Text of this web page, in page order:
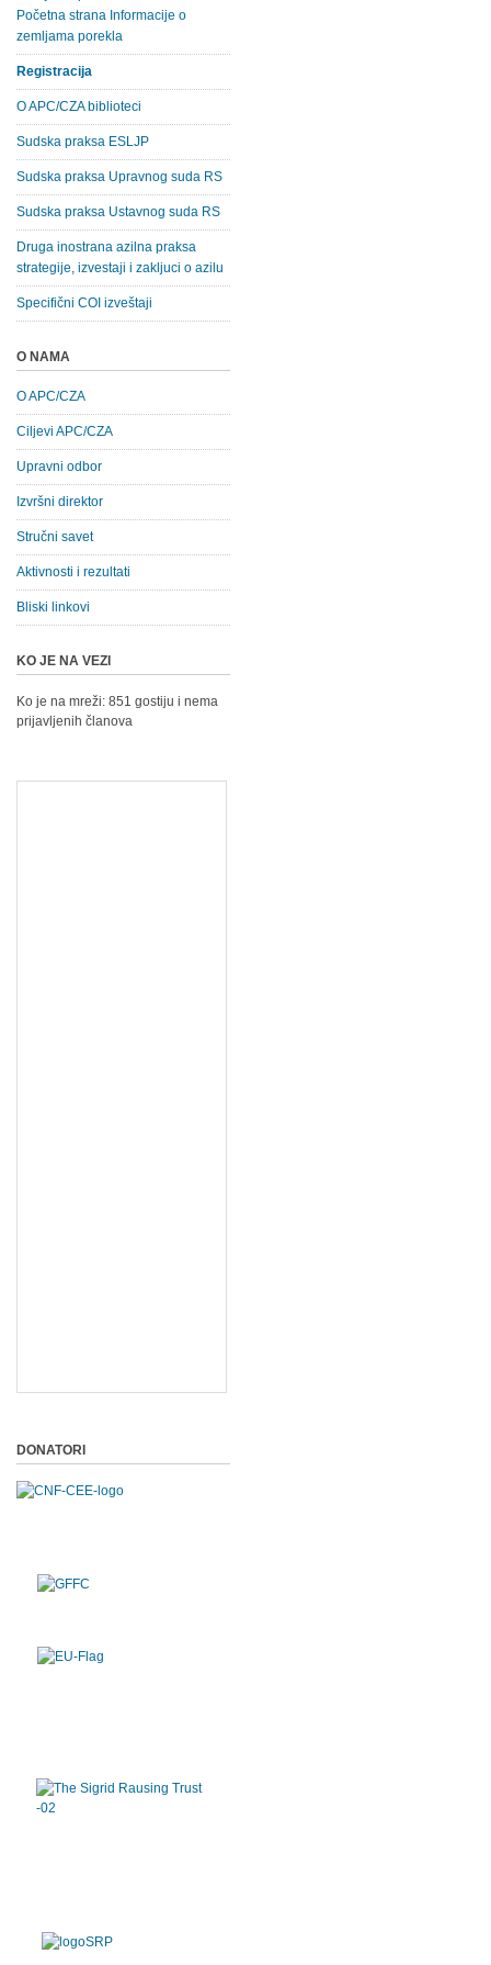
Početna strana Informacije o
zemljama porekla
Registracija
O APC/CZA biblioteci
Sudska praksa ESLJP
Sudska praksa Upravnog suda RS
Sudska praksa Ustavnog suda RS
Druga inostrana azilna praksa
strategije, izvestaji i zakljuci o azilu
Specifični COI izveštaji
O NAMA
O APC/CZA
Ciljevi APC/CZA
Upravni odbor
Izvršni direktor
Stručni savet
Aktivnosti i rezultati
Bliski linkovi
KO JE NA VEZI
Ko je na mreži: 851 gostiju i nema
prijavljenih članova
DONATORI